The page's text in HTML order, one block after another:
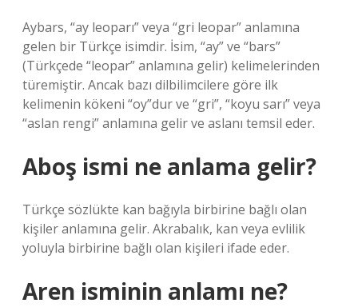
Aybars, “ay leoparı” veya “gri leopar” anlamına
gelen bir Türkçe isimdir. İsim, “ay” ve “bars”
(Türkçede “leopar” anlamına gelir) kelimelerinden
türemiştir. Ancak bazı dilbilimcilere göre ilk
kelimenin kökeni “oy”dur ve “gri”, “koyu sarı” veya
“aslan rengi” anlamına gelir ve aslanı temsil eder.
Aboş ismi ne anlama gelir?
Türkçe sözlükte kan bağıyla birbirine bağlı olan
kişiler anlamına gelir. Akrabalık, kan veya evlilik
yoluyla birbirine bağlı olan kişileri ifade eder.
Aren isminin anlamı ne?